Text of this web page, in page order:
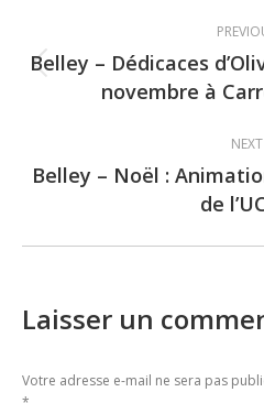
navigation
Belley – Dédicaces
novembre à
NEXT
Belley – Noël :
de
Laisser un
Votre adresse e-mail ne sera pas